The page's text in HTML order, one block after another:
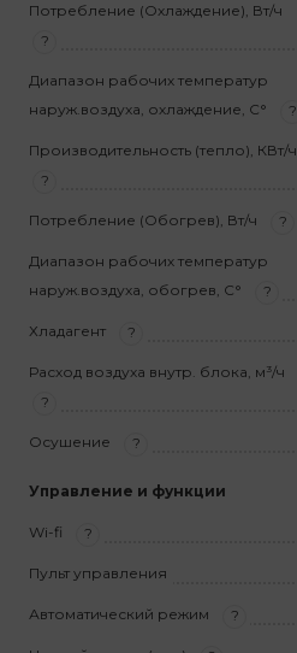
Потребление (Охлаждение), Вт/ч
?
Диапазон рабочих температур
наруж.воздуха, охлаждение, С°
?
Производительность (тепло), КВт/ч
?
Потребление (Обогрев), Вт/ч ?
Диапазон рабочих температур
наруж.воздуха, обогрев, С°
?
Хладагент ?
Расход воздуха внутр. блока, м³/ч
?
Осушение ?
Управление и функции
Wi-fi ?
Пульт управления
Автоматический режим ?